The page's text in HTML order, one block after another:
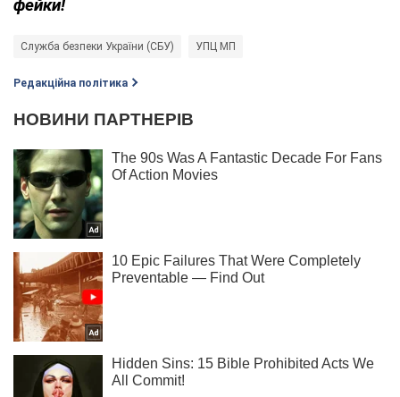
фейки!
Служба безпеки України (СБУ) УПЦ МП
Редакційна політика